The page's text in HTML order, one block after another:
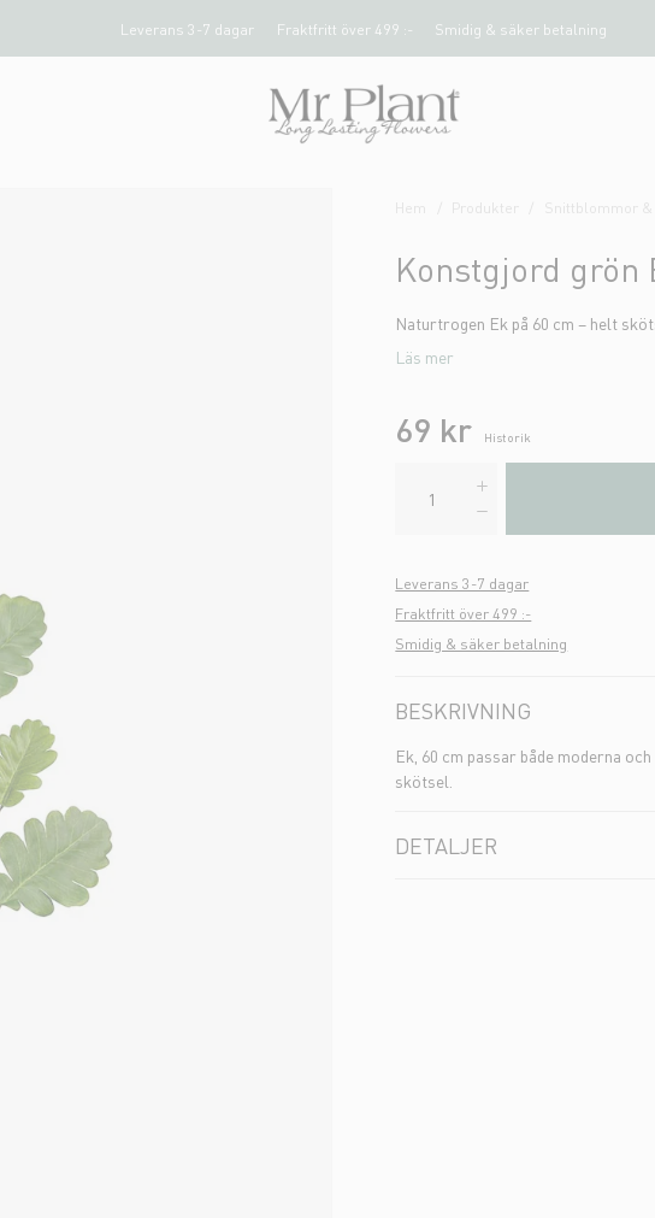
Leverans 3-7 dagar Fraktfritt över 499 :- Smidig & säker betalning
Hem Produkter Snittblommor &
Konstgjord grön
Naturtrogen Ek på 60 cm – helt
Läs mer
69 kr Historik
Leverans 3-7 dagar
Fraktfritt över 499 :-
Smidig & säker betalning
BESKRIVNING
Ek, 60 cm passar både moderna
skötsel.
DETALJER